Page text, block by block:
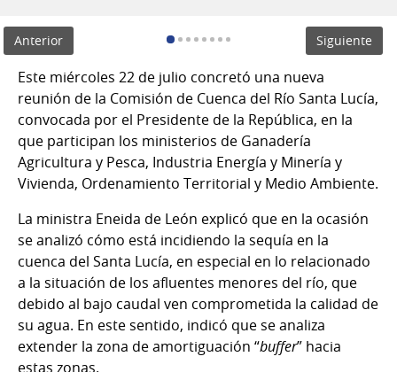
Anterior Siguiente
Este miércoles 22 de julio concretó una nueva
reunión de la Comisión de Cuenca del Río Santa Lucía,
convocada por el Presidente de la República, en la
que participan los ministerios de Ganadería
Agricultura y Pesca, Industria Energía y Minería y
Vivienda, Ordenamiento Territorial y Medio Ambiente.
La ministra Eneida de León explicó que en la ocasión
se analizó cómo está incidiendo la sequía en la
cuenca del Santa Lucía, en especial en lo relacionado
a la situación de los afluentes menores del río, que
debido al bajo caudal ven comprometida la calidad de
su agua. En este sentido, indicó que se analiza
extender la zona de amortiguación “buffer” hacia
estas zonas.